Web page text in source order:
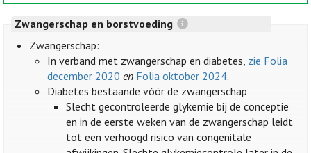
Zwangerschap en borstvoeding
Zwangerschap:
In verband met zwangerschap en diabetes, zie Folia
december 2020 en Folia oktober 2024.
Diabetes bestaande vóór de zwangerschap
Slecht gecontroleerde glykemie bij de conceptie
en in de eerste weken van de zwangerschap leidt
tot een verhoogd risico van congenitale